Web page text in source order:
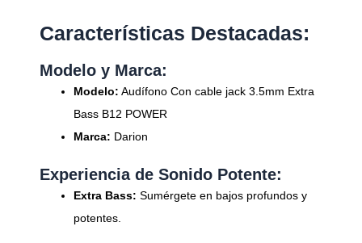
Características Destacadas:
Modelo y Marca:
Modelo: Audífono Con cable jack 3.5mm Extra
Bass B12 POWER
Marca: Darion
Experiencia de Sonido Potente:
Extra Bass: Sumérgete en bajos profundos y
potentes.